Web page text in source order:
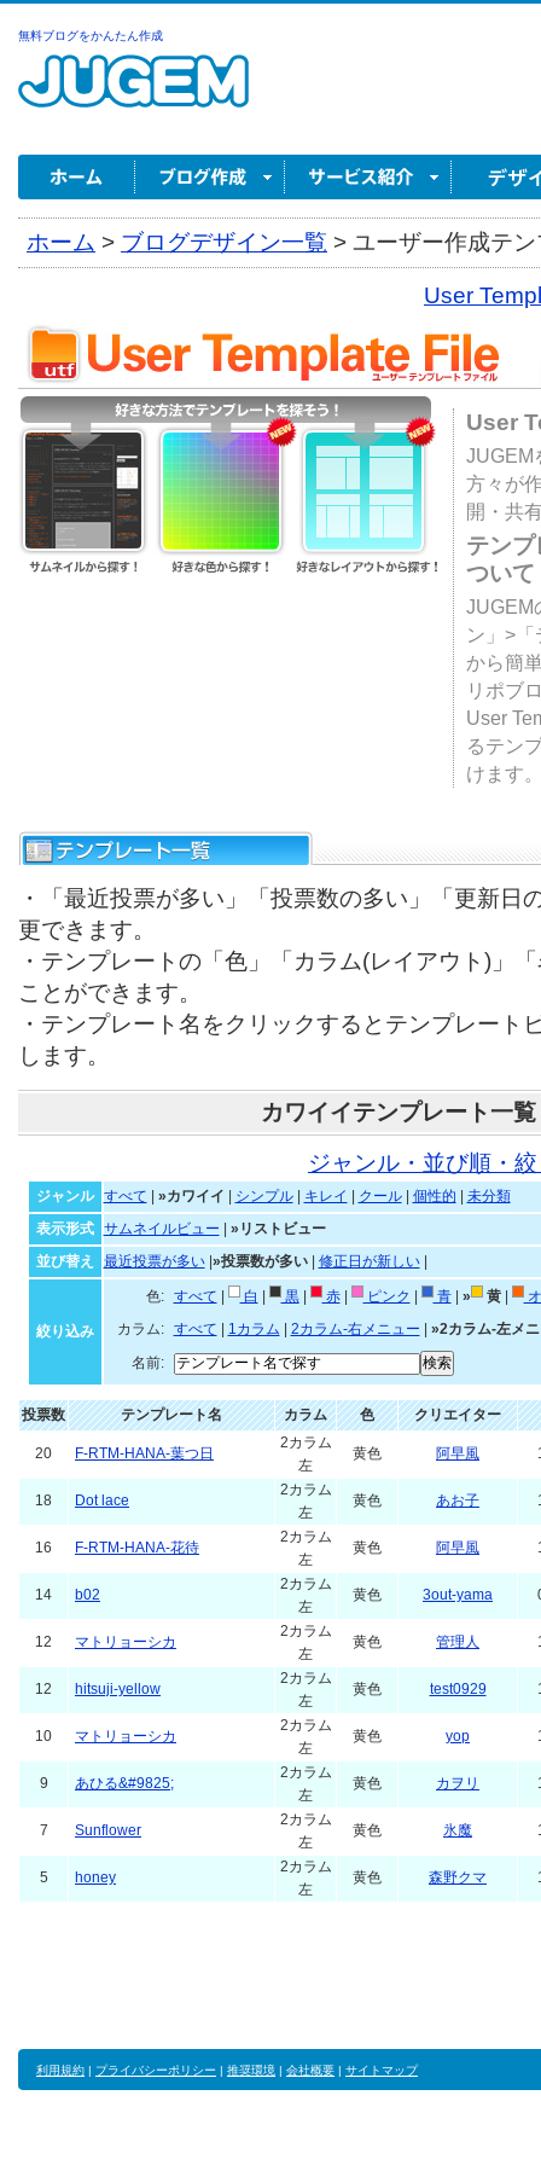
無料ブログをかんたん作成
ホーム > ブログデザイン一覧 > ユーザー作成テ
User
User
JUGEM
方々が
開・共
テン
ついて
JUGEM
ン」>
から簡
リポブ
User
るテン
けます
・「最近投票が多い」「投票数の多い」「更新日
更できます。
・テンプレートの「色」「カラム(レイアウト)」
ことができます。
・テンプレート名をクリックするとテンプレート
します。
カワイイテンプレート一覧
ジャンル・並び順・
ジャンル すべて »カワイイ シンプル| キレイ クール| 個性的
未分類
表示形式
サムネイルビュー
»リストビュー
並び替え
最近投票が多い| »投票数が多い| 修正日が新しい|
絞り込み
色: すべて 白 黒| 赤| ピンク 青| » 黄|
カラム:
すべて 1カラム 2カラム-右メニュー
»2カラム-左メ
名前:
投票数 テンプレート名 カラム 色 クリエイター
20 F-RTM-HANA-葉つ日
2カラム
左
黄色 阿早風
18 Dot lace
2カラム
左
黄色 あお子
16 F-RTM-HANA-花待
2カラム
左
黄色 阿早風
14 b02
2カラム
左
黄色 3out-yama
12 マトリョーシカ
2カラム
左
黄色 管理人
12 hitsuji-yellow
2カラム
左
黄色 test0929
10 マトリョーシカ
2カラム
左
黄色 yop
9 あひる&#9825;
2カラム
左
黄色 カヲリ
7 Sunflower
2カラム
左
黄色 氷魔
5 honey
2カラム
左
黄色 森野クマ
利用規約 | プライバシーポリシー | 推奨環境 | 会社概要 | サイトマップ